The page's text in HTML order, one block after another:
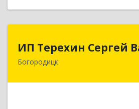
ИП Терехин Сергей
Богородицк
ИП Терехин Сергей
301831, Тульская обл,